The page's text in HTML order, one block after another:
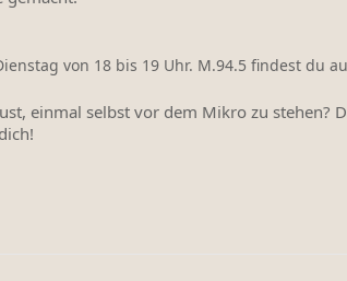
von 18 bis 19 Uhr. M.94.5 findest du
einmal selbst vor dem Mikro zu stehen?